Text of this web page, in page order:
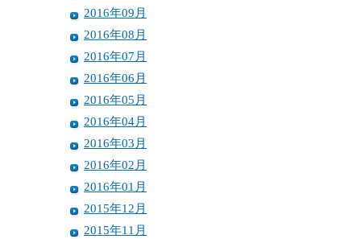
2016年09月
2016年08月
2016年07月
2016年06月
2016年05月
2016年04月
2016年03月
2016年02月
2016年01月
2015年12月
2015年11月